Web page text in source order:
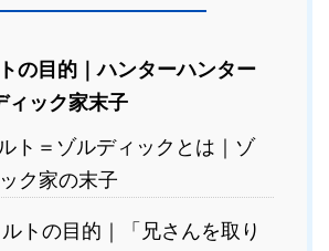
の目的｜ハンターハンター
ィック家末子
ト＝ゾルディックとは｜ゾ
ク家の末子
トの目的｜「兄さんを取り